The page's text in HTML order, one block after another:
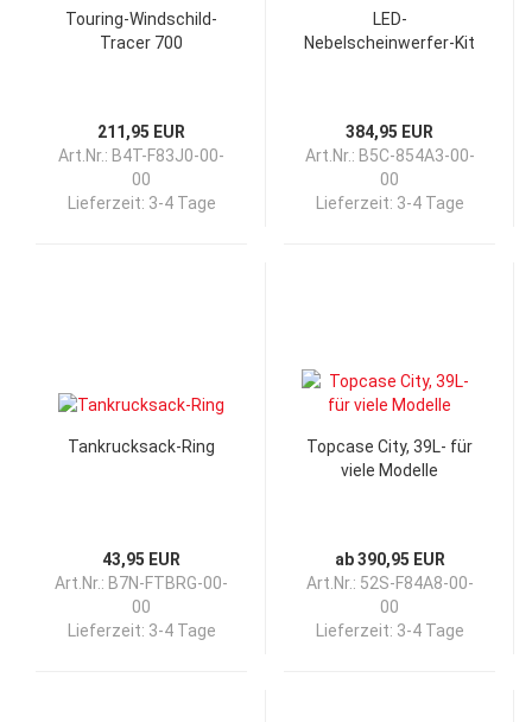
Touring-Windschild-
Tracer 700
211,95 EUR
Art.Nr.: B4T-F83J0-00-
00
Lieferzeit: 3-4 Tage
LED-
Nebelscheinwerfer-Kit
384,95 EUR
Art.Nr.: B5C-854A3-00-
00
Lieferzeit: 3-4 Tage
Tankrucksack-Ring
43,95 EUR
Art.Nr.: B7N-FTBRG-00-
00
Lieferzeit: 3-4 Tage
Topcase City, 39L- für
viele Modelle
ab 390,95 EUR
Art.Nr.: 52S-F84A8-00-
00
Lieferzeit: 3-4 Tage